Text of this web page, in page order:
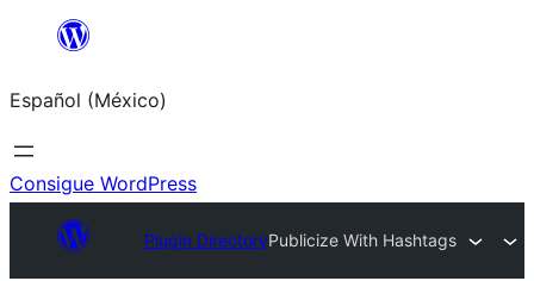
Saltar
contenido
Español (México)
Consigue WordPress
Plugin DirectoryPublicize With Hashtags